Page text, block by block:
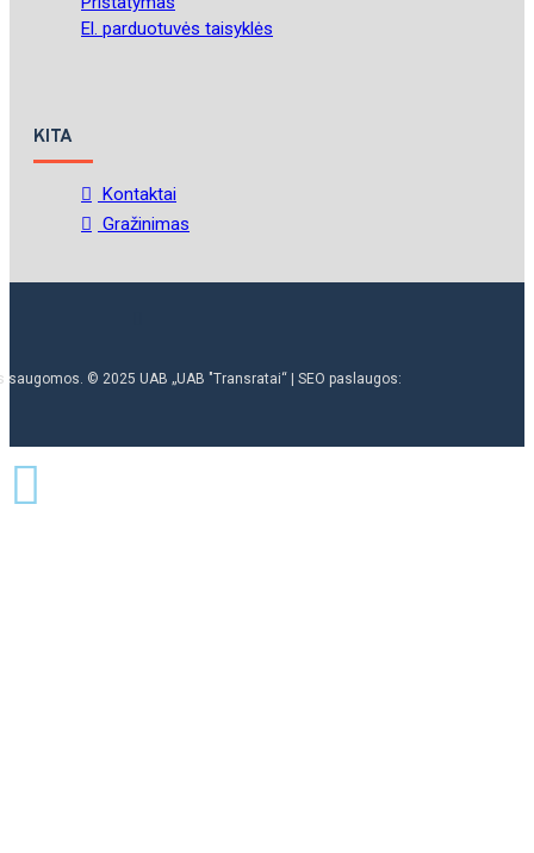
El. parduotuvės taisyklės
KITA
Kontaktai
Gražinimas
saugomos. © 2025 UAB „UAB "Transratai“ | SEO paslaugos: